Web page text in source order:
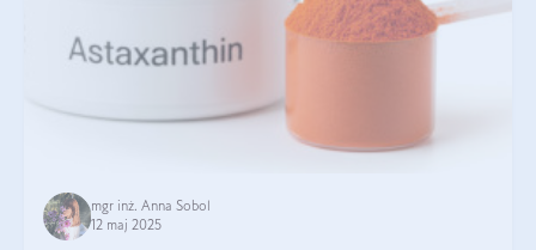
mgr inż. Anna Sobol
12 maj 2025